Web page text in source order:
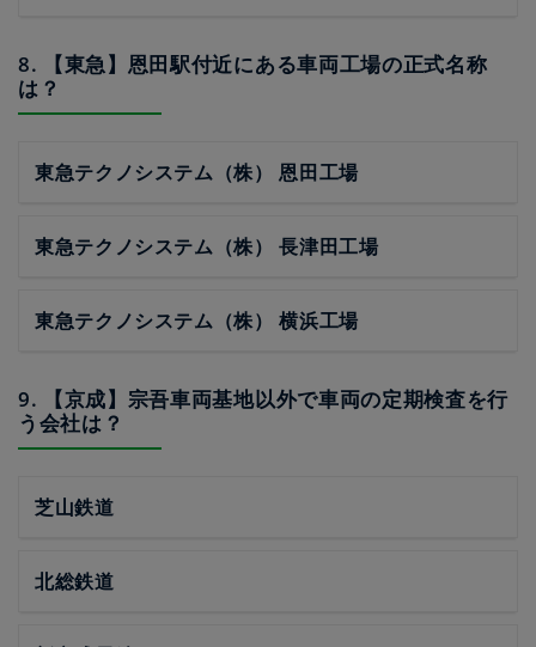
8. 【東急】恩田駅付近にある車両工場の正式名称
は？
東急テクノシステム（株） 恩田工場
東急テクノシステム（株） 長津田工場
東急テクノシステム（株） 横浜工場
9. 【京成】宗吾車両基地以外で車両の定期検査を行
う会社は？
芝山鉄道
北総鉄道